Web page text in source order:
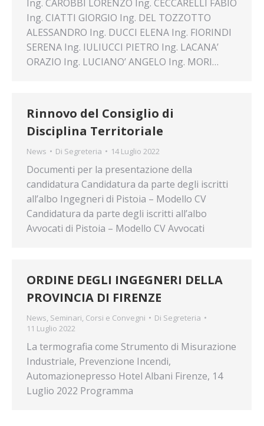
Ing. CAROBBI LORENZO Ing. CECCARELLI FABIO
Ing. CIATTI GIORGIO Ing. DEL TOZZOTTO
ALESSANDRO Ing. DUCCI ELENA Ing. FIORINDI
SERENA Ing. IULIUCCI PIETRO Ing. LACANA’
ORAZIO Ing. LUCIANO’ ANGELO Ing. MORI…
Rinnovo del Consiglio di
Disciplina Territoriale
News Di Segreteria 14 Luglio 2022
Documenti per la presentazione della
candidatura Candidatura da parte degli iscritti
all’albo Ingegneri di Pistoia – Modello CV
Candidatura da parte degli iscritti all’albo
Avvocati di Pistoia – Modello CV Avvocati
ORDINE DEGLI INGEGNERI DELLA
PROVINCIA DI FIRENZE
News, Seminari, Corsi e Convegni Di Segreteria
11 Luglio 2022
La termografia come Strumento di Misurazione
Industriale, Prevenzione Incendi,
Automazionepresso Hotel Albani Firenze, 14
Luglio 2022 Programma